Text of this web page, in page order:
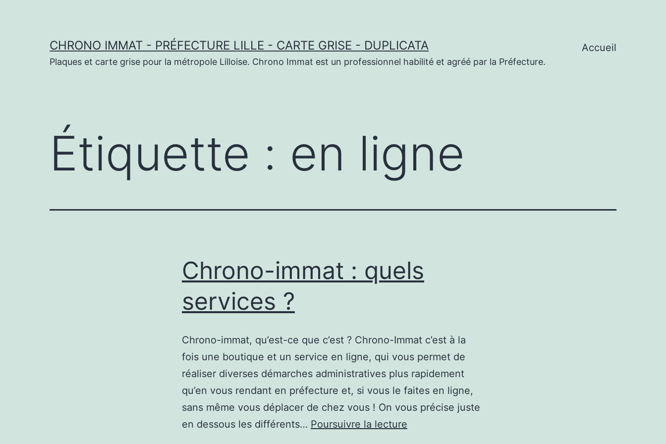
CHRONO IMMAT - PRÉFECTURE LILLE - CARTE GRISE - DUPLICATA
Plaques et carte grise pour la métropole Lilloise. Chrono Immat est un professionnel habilité et agréé par la Préfecture.
Accueil
Étiquette : en ligne
Chrono-immat : quels
services ?
Chrono-immat, qu’est-ce que c’est ? Chrono-Immat c’est à la
fois une boutique et un service en ligne, qui vous permet de
réaliser diverses démarches administratives plus rapidement
qu’en vous rendant en préfecture et, si vous le faites en ligne,
sans même vous déplacer de chez vous ! On vous précise juste
en dessous les différents… Poursuivre la lecture